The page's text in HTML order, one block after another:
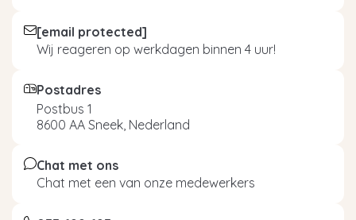
[email protected]
Wij reageren op werkdagen binnen 4 uur!
Postadres
Postbus 1
8600 AA Sneek, Nederland
Chat met ons
Chat met een van onze medewerkers